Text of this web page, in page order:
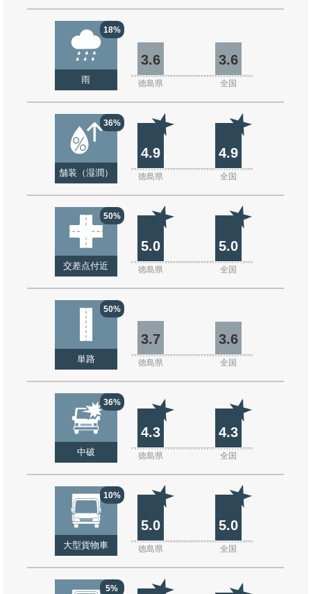
18%
雨
3.6 3.6
徳島県 全国
36%
舗装（湿潤）
4.9 4.9
徳島県 全国
50%
交差点付近
5.0 5.0
徳島県 全国
50%
単路
3.7 3.6
徳島県 全国
36%
中破
4.3 4.3
徳島県 全国
10%
大型貨物車
5.0 5.0
徳島県 全国
5%